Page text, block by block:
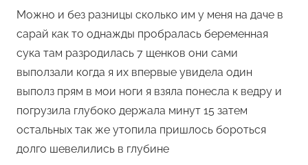
Можно и без разницы сколько им у меня на даче в
сарай как то однажды пробралась беременная
сука там разродилась 7 щенков они сами
выползали когда я их впервые увидела один
выполз прям в мои ноги я взяла понесла к ведру и
погрузила глубоко держала минут 15 затем
остальных так же утопила пришлось бороться
долго шевелились в глубине